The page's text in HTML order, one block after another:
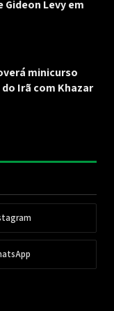
Levy em
minicurso
Irã com Khazar